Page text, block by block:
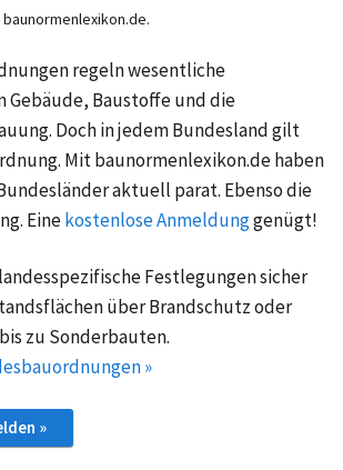
baunormenlexikon.de.
regeln wesentliche
Gebäude, Baustoffe und die
Doch in jedem Bundesland gilt
Mit baunormenlexikon.de haben
aktuell parat. Ebenso die
Einekostenlose Anmeldunggenügt!
Festlegungen sicher
über Brandschutz oder
zu Sonderbauten.
»
»